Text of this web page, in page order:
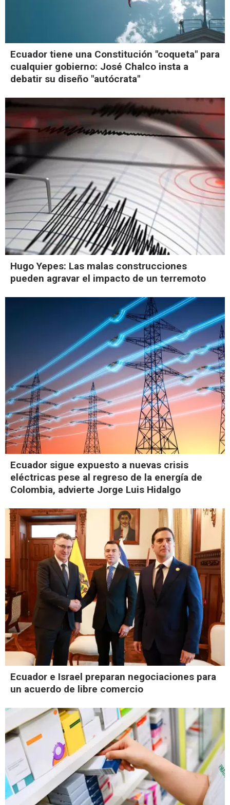
Ecuador tiene una Constitución "coqueta" para
cualquier gobierno: José Chalco insta a
debatir su diseño "autócrata"
Hugo Yepes: Las malas construcciones
pueden agravar el impacto de un terremoto
Ecuador sigue expuesto a nuevas crisis
eléctricas pese al regreso de la energía de
Colombia, advierte Jorge Luis Hidalgo
Ecuador e Israel preparan negociaciones para
un acuerdo de libre comercio